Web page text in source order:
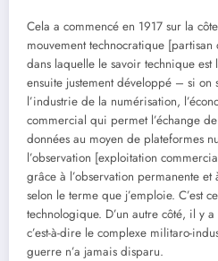
Cela a commencé en 1917 sur la
mouvement technocratique
dans laquelle le savoir technique est
ensuite justement développé – si
l’industrie de la numérisation,
commercial qui permet l’échange
données au moyen de plateformes
l’observation [exploitation
grâce à l’observation permanente et
selon le terme que j’emploie. C’est
technologique. D’un autre côté, il y
c’est-à-dire le complexe militaro-
guerre n’a jamais disparu.